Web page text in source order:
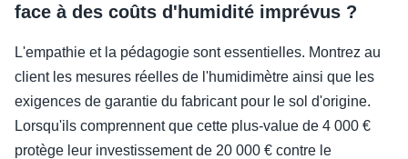
face à des coûts d'humidité imprévus ?
L'empathie et la pédagogie sont essentielles. Montrez au
client les mesures réelles de l'humidimètre ainsi que les
exigences de garantie du fabricant pour le sol d'origine.
Lorsqu'ils comprennent que cette plus-value de 4 000 €
protège leur investissement de 20 000 € contre le